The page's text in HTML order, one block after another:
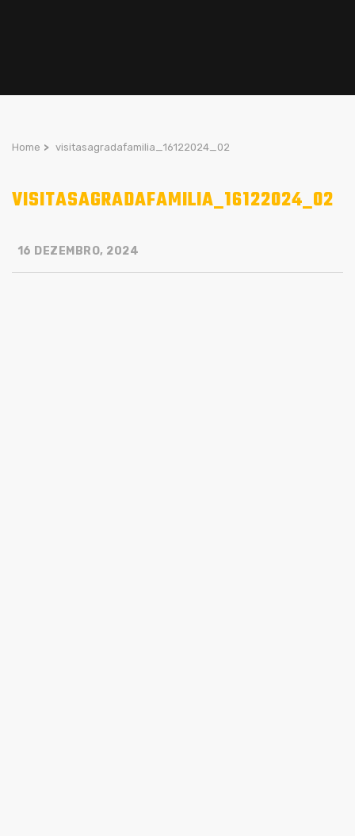
Home > visitasagradafamilia_16122024_02
VISITASAGRADAFAMILIA_16122024_02
16 DEZEMBRO, 2024